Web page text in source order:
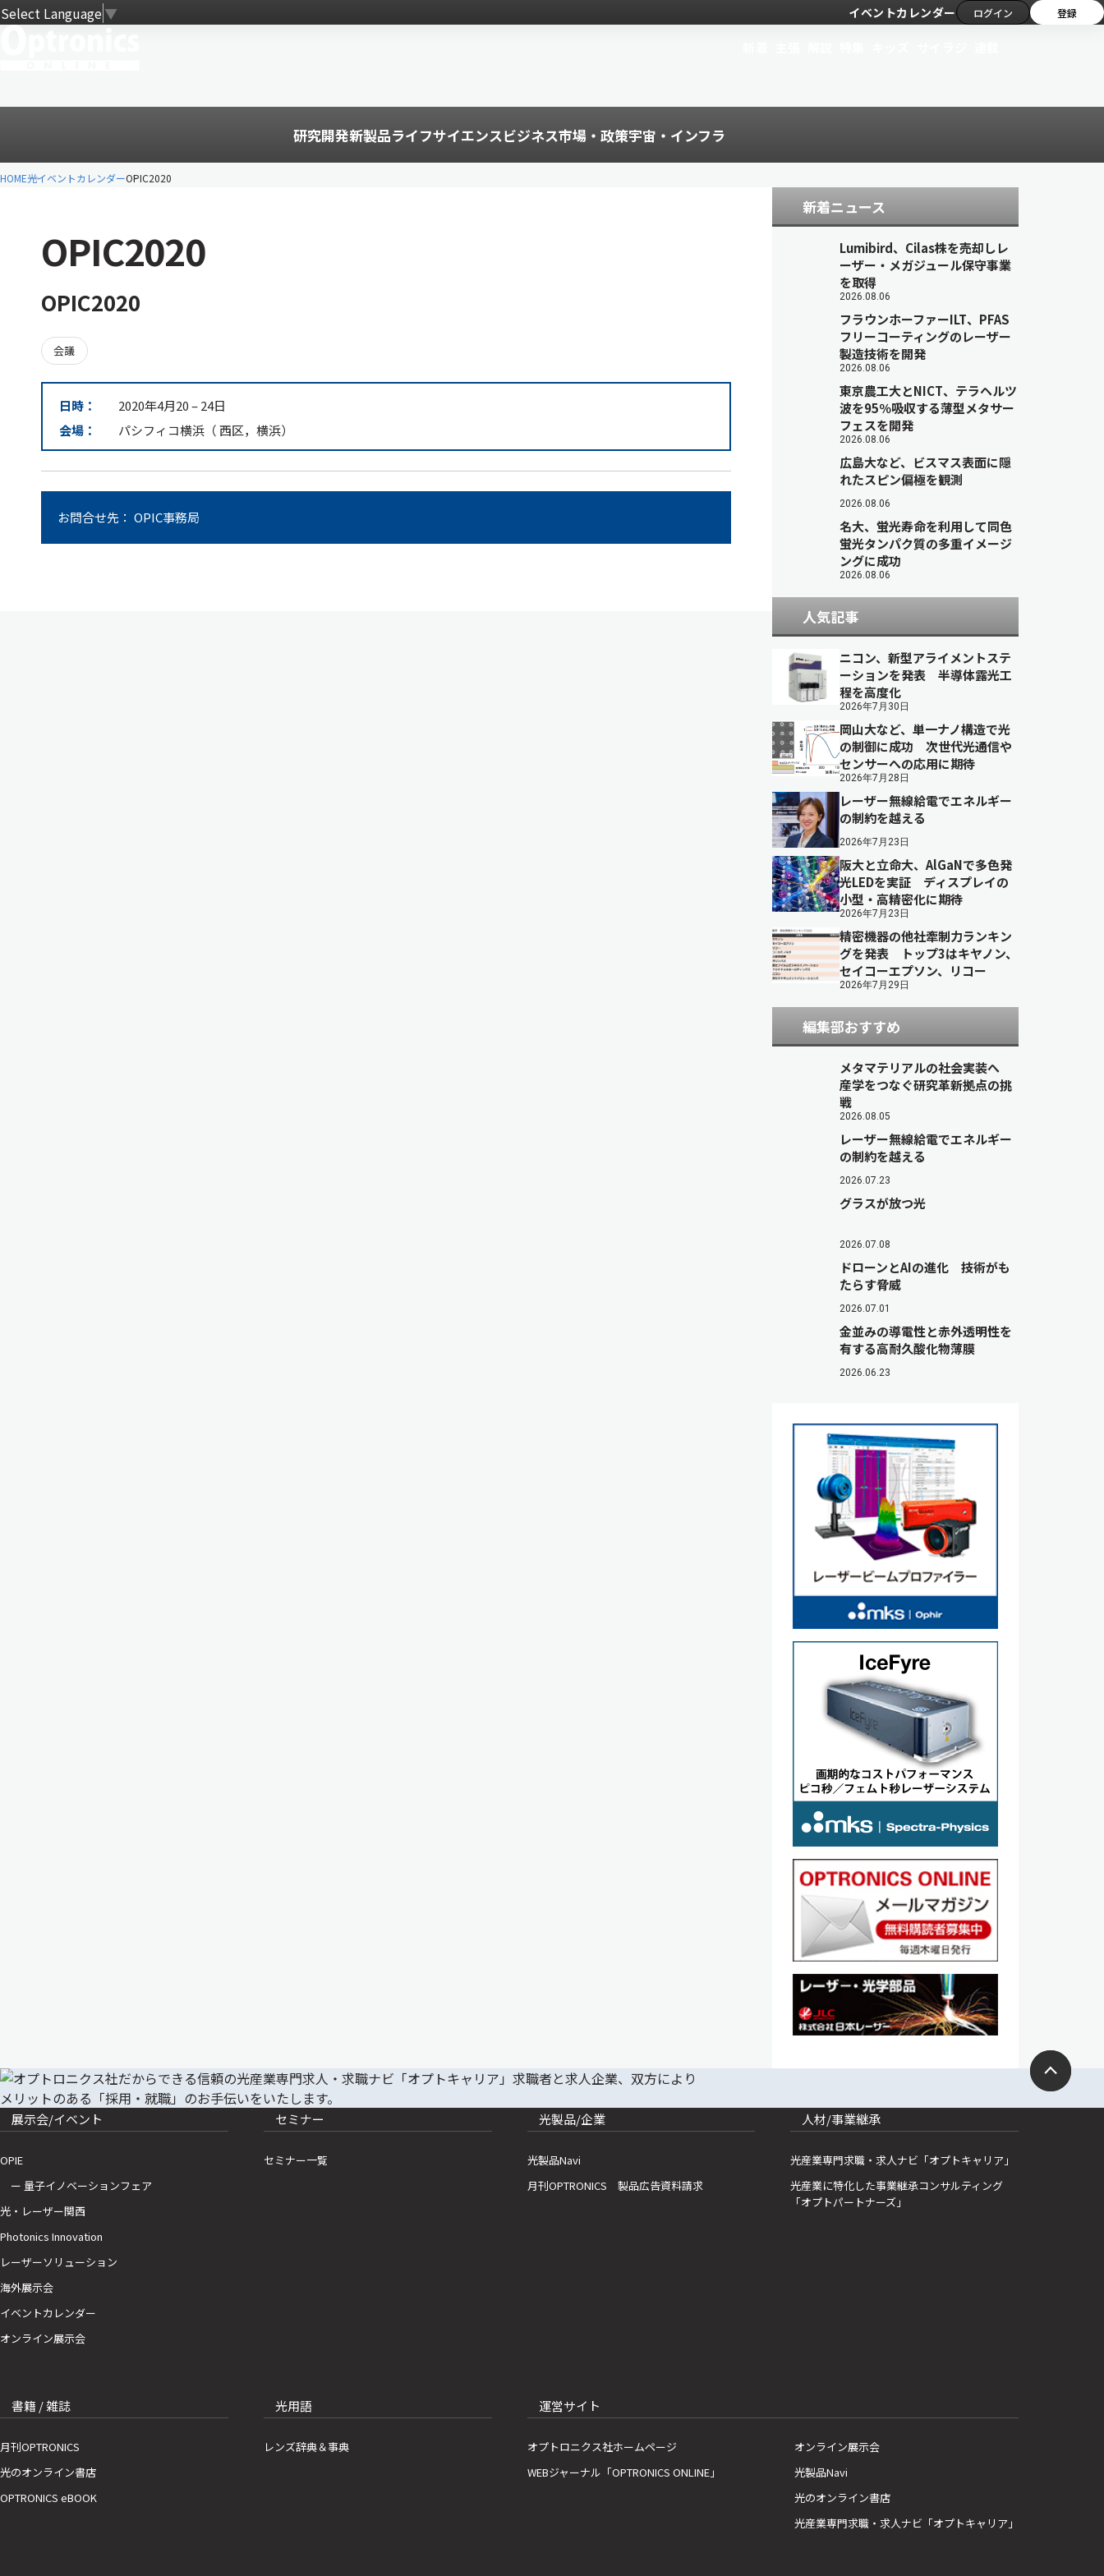
Select Language▼ イベントカレンダー ログイン 登録
研究開発新製品ライフサイエンスビジネス市場・政策宇宙・インフラ
HOME光イベントカレンダーOPIC2020
OPIC2020
OPIC2020
会議
日時： 2020年4月20–24日
会場：
パシフィコ横浜（ 西区，横浜）
お問合せ先： OPIC事務局
新着ニュース
Lumibird、Cilas株を売却しレ
ーザー・メガジュール保守事業
を取得
2026.08.06
フラウンホーファーILT、PFAS
フリーコーティングのレーザー
製造技術を開発
2026.08.06
東京農工大とNICT、テラヘルツ
波を95％吸収する薄型メタサー
フェスを開発
2026.08.06
広島大など、ビスマス表面に隠
れたスピン偏極を観測
2026.08.06
名大、蛍光寿命を利用して同色
蛍光タンパク質の多重イメージ
ングに成功
2026.08.06
人気記事
ニコン、新型アライメントステ
ーションを発表 半導体露光工
程を高度化
2026年7月30日
岡山大など、単一ナノ構造で光
の制御に成功 次世代光通信や
センサーへの応用に期待
2026年7月28日
レーザー無線給電でエネルギー
の制約を越える
2026年7月23日
阪大と立命大、AlGaNで多色発
光LEDを実証 ディスプレイの
小型・高精密化に期待
2026年7月23日
精密機器の他社牽制力ランキン
グを発表 トップ3はキヤノン、
セイコーエプソン、リコー
2026年7月29日
編集部おすすめ
メタマテリアルの社会実装へ
産学をつなぐ研究革新拠点の挑
戦
2026.08.05
レーザー無線給電でエネルギー
の制約を越える
2026.07.23
グラスが放つ光
2026.07.08
ドローンとAIの進化 技術がも
たらす脅威
2026.07.01
金並みの導電性と赤外透明性を
有する高耐久酸化物薄膜
2026.06.23
展示会/イベント
OPIE
ー 量子イノベーションフェア
光・レーザー関西
Photonics Innovation
レーザーソリューション
海外展示会
イベントカレンダー
オンライン展示会
セミナー
セミナー一覧
光製品/企業
光製品Navi
月刊OPTRONICS 製品広告資料請求
人材/事業継承
光産業専門求職・求人ナビ「オプトキャリア」
光産業に特化した事業継承コンサルティング
「オプトパートナーズ」
書籍 / 雑誌
月刊OPTRONICS
光のオンライン書店
OPTRONICS eBOOK
光用語
レンズ辞典＆事典
運営サイト
オプトロニクス社ホームページ
WEBジャーナル「OPTRONICS ONLINE」
オンライン展示会
光製品Navi
光のオンライン書店
光産業専門求職・求人ナビ「オプトキャリア」